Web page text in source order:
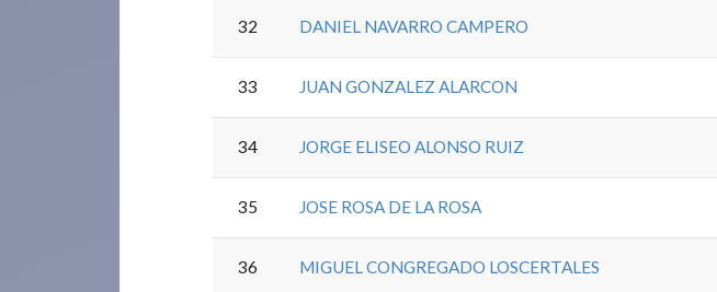
32 DANIEL NAVARRO CAMPERO
33 JUAN GONZALEZ ALARCON
34 JORGE ELISEO ALONSO RUIZ
35 JOSE ROSA DE LA ROSA
36 MIGUEL CONGREGADO LOSCERTALES